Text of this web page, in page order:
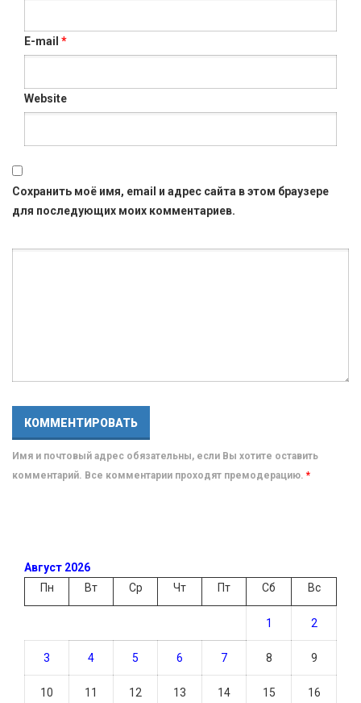
E-mail *
Website
Сохранить моё имя, email и адрес сайта в этом браузере
для последующих моих комментариев.
Имя и почтовый адрес обязательны, если Вы хотите оставить
комментарий. Все комментарии проходят премодерацию. *
Август 2026
Пн
Вт Ср Чт Пт Сб Вс
1 2
3 4 5 6 7 8 9
10 11 12 13 14 15 16